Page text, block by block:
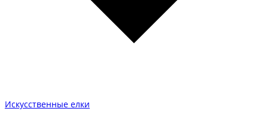
Искусственные елки